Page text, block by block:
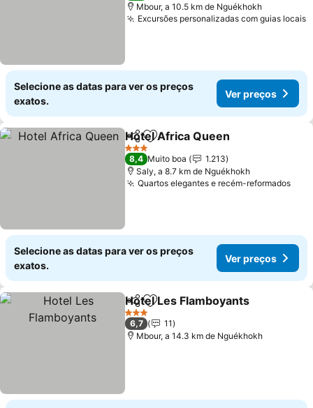
Mbour, a 10.5 km de Nguékhokh
Excursões personalizadas com guias locais
Selecione as datas para ver os preços
exatos.
Ver preços
PartilharAdicionar aos favoritos
Hotel Africa Queen
3 Estrelas
8,4 Muito boa
1.213
Saly, a 8.7 km de Nguékhokh
Quartos elegantes e recém-reformados
Selecione as datas para ver os preços
exatos.
Ver preços
PartilharAdicionar aos favoritos
Hotel Les Flamboyants
3 Estrelas
6,7
11
Mbour, a 14.3 km de Nguékhokh